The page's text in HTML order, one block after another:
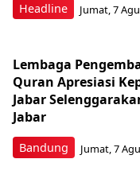
Headline Jumat, 7
Bandung
Lembaga
Quran Apresiasi
Jabar
Jabar
Jumat, 7